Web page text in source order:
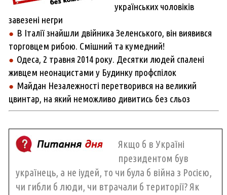
українських чоловіків
завезені негри
● В Італії знайшли двійника Зеленського, він виявився
торговцем рибою. Смішний та кумедний!
● Одеса, 2 травня 2014 року. Десятки людей спалені
живцем неонацистами у Будинку профспілок
● Майдан Незалежності перетворився на великий
цвинтар, на який неможливо дивитись без сльоз
Якщо б в Україні
президентом був
українець, а не іудей, то чи була б війна з Росією,
чи гибли б люди, чи втрачали б території? Як